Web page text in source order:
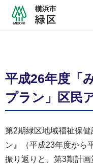
平成26年度「
プラン」区民
第2期緑区地域福祉保
ン』（平成23年度から
振り返りと、第3期計